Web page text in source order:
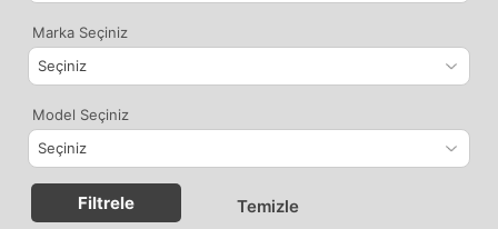
Marka Seçiniz
Model Seçiniz
Filtrele Temizle